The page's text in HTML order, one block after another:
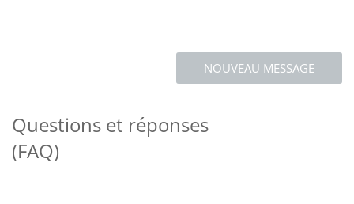
NOUVEAU MESSAGE
Questions et réponses
(FAQ)